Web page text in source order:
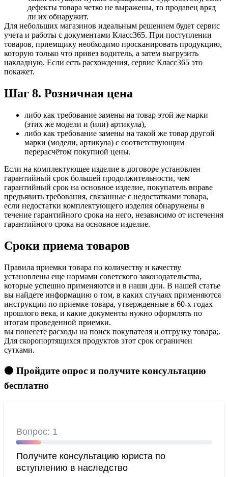
дефекты товара четко не выражены, то продавец вряд
ли их обнаружит.
Для небольших магазинов идеальным решением будет сервис
учета и работы с документами Класс365. При поступлении
товаров, приемщику необходимо просканировать продукцию,
которую только что привез водитель, а затем выгрузить
накладную. Если есть расхождения, сервис Класс365 это
покажет.
Шаг 8. Розничная цена
либо как требование замены на товар этой же марки
(этих же модели и (или) артикула),
либо как требование замены на такой же товар другой
марки (модели, артикула) с соответствующим
перерасчётом покупной цены.
Если на комплектующее изделие в договоре установлен
гарантийный срок большей продолжительности, чем
гарантийный срок на основное изделие, покупатель вправе
предъявить требования, связанные с недостатками товара,
если недостатки комплектующего изделия обнаружены в
течение гарантийного срока на него, независимо от истечения
гарантийного срока на основное изделие.
Сроки приема товаров
Правила приемки товара по количеству и качеству
установлены еще нормами советского законодательства,
которые успешно применяются и в наши дни. В нашей статье
вы найдете информацию о том, в каких случаях применяются
инструкции по приемке товара, утвержденные в 60-х годах
прошлого века, и какие документы нужно оформлять по
итогам проведенной приемки.
вы понесете расходы на поиск покупателя и отгрузку товара;.
Для скоропортящихся продуктов этот срок ограничен
сутками.
🟠 Пройдите опрос и получите консультацию
бесплатно